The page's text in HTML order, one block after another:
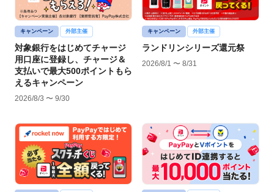
キャンペーン 外部主催
対象銀行をはじめてチャージ
用口座に登録し、チャージ＆
支払いで最大500ポイントもら
えるキャンペーン
2026/8/3 〜 9/30
キャンペーン 外部主催
ランドリンシリーズ還元祭
2026/8/1 〜 8/31